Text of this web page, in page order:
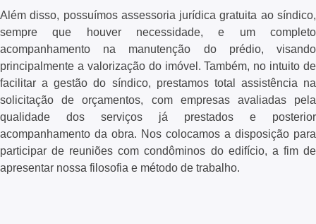
Além disso, possuímos assessoria jurídica gratuita ao síndico,
sempre que houver necessidade, e um completo
acompanhamento na manutenção do prédio, visando
principalmente a valorização do imóvel. Também, no intuito de
facilitar a gestão do síndico, prestamos total assistência na
solicitação de orçamentos, com empresas avaliadas pela
qualidade dos serviços já prestados e posterior
acompanhamento da obra. Nos colocamos a disposição para
participar de reuniões com condôminos do edifício, a fim de
apresentar nossa filosofia e método de trabalho.